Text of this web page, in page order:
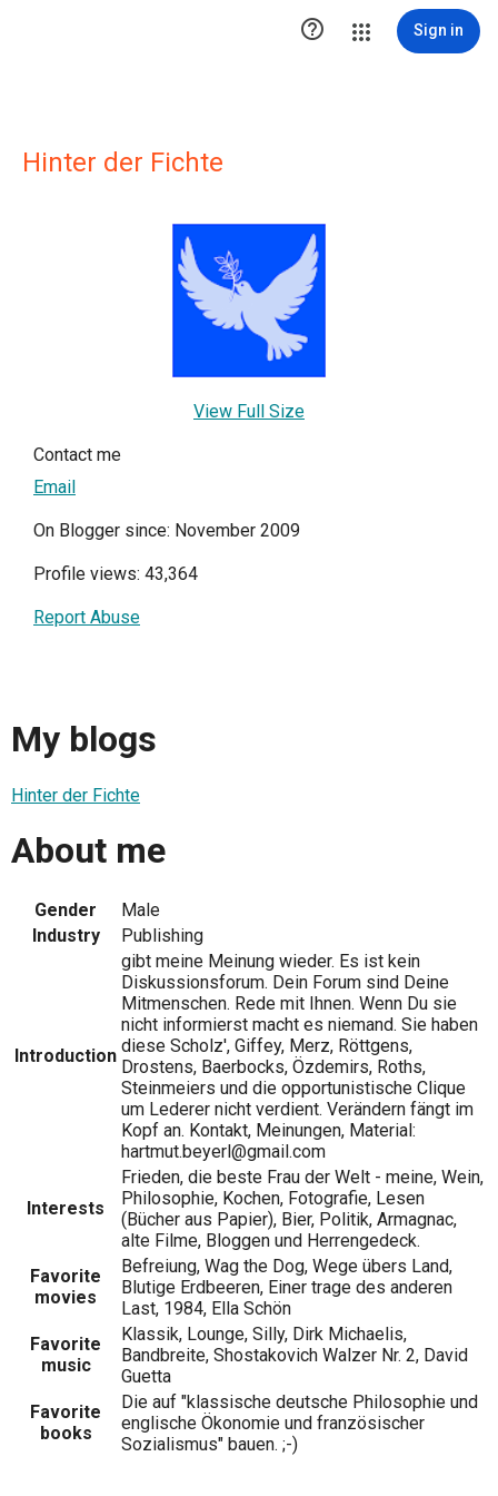
 Sign in
Hinter der Fichte
View Full Size
Contact me
Email
On Blogger since: November 2009
Profile views: 43,364
Report Abuse
My blogs
Hinter der Fichte
About me
Gender
Male
Industry
Publishing
Introduction
gibt meine Meinung wieder. Es ist kein
Diskussionsforum. Dein Forum sind Deine
Mitmenschen. Rede mit Ihnen. Wenn Du sie
nicht informierst macht es niemand. Sie haben
diese Scholz', Giffey, Merz, Röttgens,
Drostens, Baerbocks, Özdemirs, Roths,
Steinmeiers und die opportunistische Clique
um Lederer nicht verdient. Verändern fängt im
Kopf an. Kontakt, Meinungen, Material:
hartmut.beyerl@gmail.com
Interests
Frieden, die beste Frau der Welt - meine, Wein,
Philosophie, Kochen, Fotografie, Lesen
(Bücher aus Papier), Bier, Politik, Armagnac,
alte Filme, Bloggen und Herrengedeck.
Favorite
movies
Befreiung, Wag the Dog, Wege übers Land,
Blutige Erdbeeren, Einer trage des anderen
Last, 1984, Ella Schön
Favorite
music
Klassik, Lounge, Silly, Dirk Michaelis,
Bandbreite, Shostakovich Walzer Nr. 2, David
Guetta
Favorite
books
Die auf "klassische deutsche Philosophie und
englische Ökonomie und französischer
Sozialismus" bauen. ;-)